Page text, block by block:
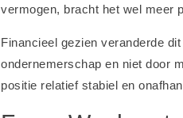
vermogen, bracht het wel meer
Financieel gezien veranderde
ondernemerschap en niet door
positie relatief stabiel en